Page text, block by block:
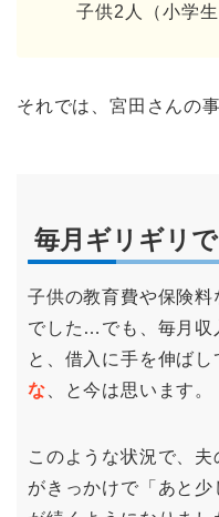
子供2人（小学
それでは、宮田さんの
毎月ギリギリ
子供の教育費や保険料
でした…でも、毎月収
と、借入に手を伸ばし
な 、と今は思います。
このような状況で、
がきっかけで「あと